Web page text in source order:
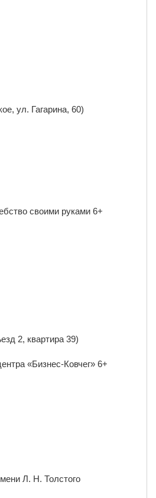
ул. Гагарина, 60)
своими руками 6+
2, квартира 39)
«Бизнес-Ковчег» 6+
Л. Н. Толстого